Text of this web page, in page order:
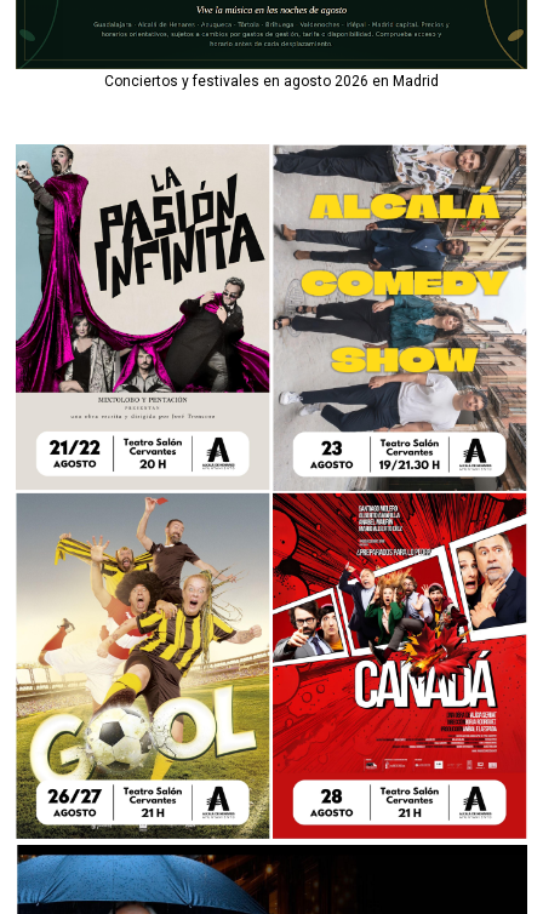
Conciertos y festivales en agosto 2026 en Madrid